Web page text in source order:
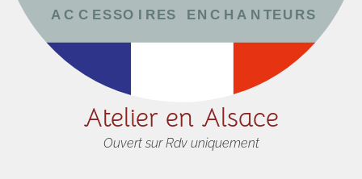
Atelier en Alsace
Ouvert sur Rdv uniquement